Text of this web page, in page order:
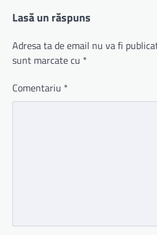
Lasă un răspuns
Adresa ta de email nu va fi
sunt marcate cu *
Comentariu *